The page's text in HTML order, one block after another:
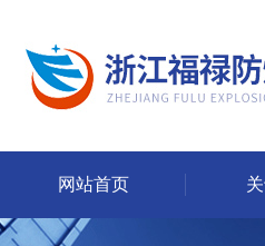
网站首页